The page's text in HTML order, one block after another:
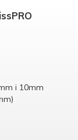
i 10mm